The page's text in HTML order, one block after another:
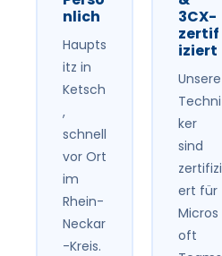
nlich
Haupts
itz in
Ketsch
,
schnell
vor Ort
im
Rhein-
Neckar
-Kreis.
3CX-
zertif
iziert
Unsere
Techni
ker
sind
zertifizi
ert für
Micros
oft